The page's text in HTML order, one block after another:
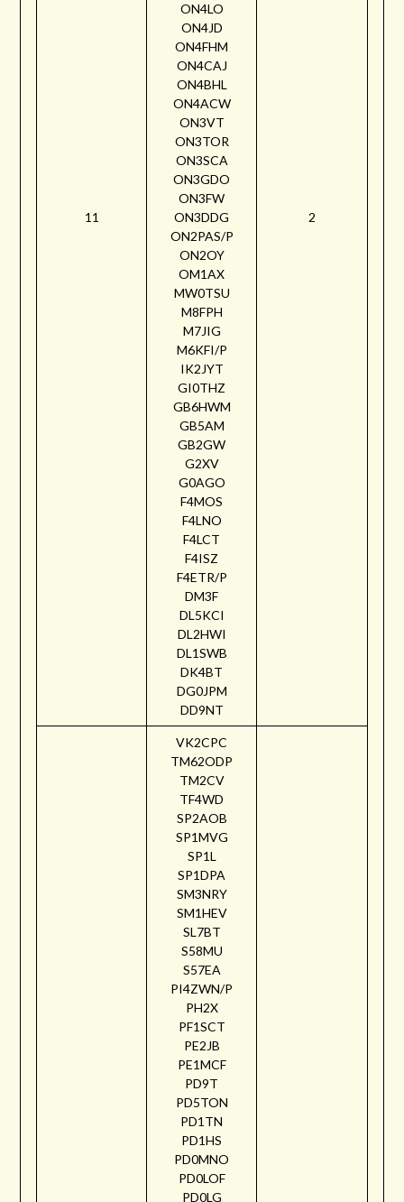
11
ON4LO
ON4JD
ON4FHM
ON4CAJ
ON4BHL
ON4ACW
ON3VT
ON3TOR
ON3SCA
ON3GDO
ON3FW
ON3DDG
ON2PAS/P
ON2OY
OM1AX
MW0TSU
M8FPH
M7JIG
M6KFI/P
IK2JYT
GI0THZ
GB6HWM
GB5AM
GB2GW
G2XV
G0AGO
F4MOS
F4LNO
F4LCT
F4ISZ
F4ETR/P
DM3F
DL5KCI
DL2HWI
DL1SWB
DK4BT
DG0JPM
DD9NT
2
VK2CPC
TM62ODP
TM2CV
TF4WD
SP2AOB
SP1MVG
SP1L
SP1DPA
SM3NRY
SM1HEV
SL7BT
S58MU
S57EA
PI4ZWN/P
PH2X
PF1SCT
PE2JB
PE1MCF
PD9T
PD5TON
PD1TN
PD1HS
PD0MNO
PD0LOF
PD0LG